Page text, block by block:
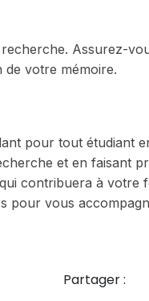
Assurez-
de votre mémoire.
pour tout étudiant
et en faisant
contribuera à votre
pour vous
Partager :